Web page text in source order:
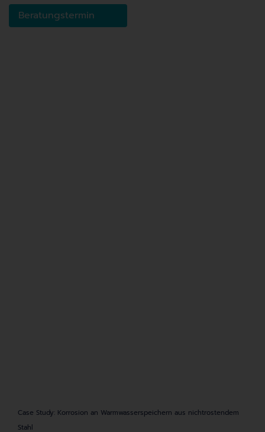
Beratungstermin
Case Study: Korrosion an Warmwasserspeichern aus nichtrostendem
Stahl